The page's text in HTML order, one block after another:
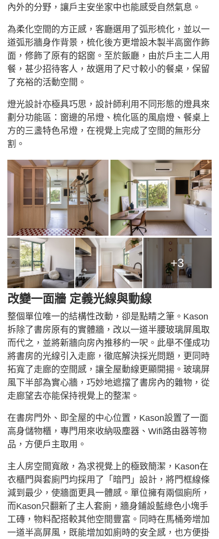
內外的分野，讓戶主安坐家中也能感受自然氣息。
為柔化空間的方正感，客廳選用了弧形梳化，並以一
道弧形牆身作背景，梳化後方更增設木製半高窗作飾
面，修飾了原有的鋁窗。至於飯廳，由於戶主二人用
餐，甚少招待客人，故選用了尺寸較小的餐桌，保留
了充裕的活動空間。
燈光設計亦極具巧思，設計師利用不同形態的燈具來
劃分功能區：窗邊的吊燈、梳化區的風扇燈、餐桌上
方的三盞特色吊燈，在視覺上完成了空間的無形分
割。
+3
改變一面牆 定義光線與動線
整個單位唯一的結構性改動，卻是點睛之筆。Kason
拆除了書房原有的實體牆，改以一道半腰玻璃屏風取
而代之，並將新牆向房內推移約一呎。此舉不僅成功
將書房的光線引入走廊，徹底解決採光問題，更同時
拓寬了走廊的空間感，讓全屋動線更顯開揚。玻璃屏
風下半部為實心牆，巧妙地遮擋了書房內的雜物，從
走廊望去亦能保持視覺上的整潔。
在書房門外、即全屋的中心位置，Kason設置了一面
高身儲物櫃，專門用來收納吸塵器、Wifi路由器等物
品，方便戶主取用。
主人房空間寬敞，為求視覺上的極致簡潔，Kason在
衣櫃門與套廁門均採用了「暗門」設計，將門框線條
減到最少，使牆面更具一體感。單位擁有兩個廁所，
而Kason只翻新了主人套廁，牆身鋪設藍綠色小塊手
工磚，物料配搭較其他空間豐富。同時在馬桶旁增加
一道半高屏風，既能增加如廁時的安全感，也方便掛